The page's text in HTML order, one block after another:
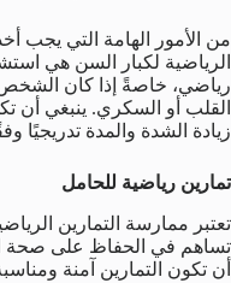
من الأمور الهامة التي يجب
الرياضية لكبار السن هي
رياضي، خاصةً إذا كان
القلب أو السكري. ينبغي أن
زيادة الشدة والمدة تدريجيًا
تمارين رياضية للحامل
تعتبر ممارسة التمارين
تساهم في الحفاظ على صحة
أن تكون التمارين آمنة